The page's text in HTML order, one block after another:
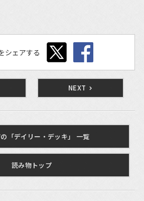
シェアする
NEXT
「デイリー・デッキ」 一覧
読み物トップ